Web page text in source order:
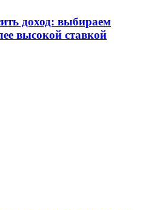
доход: выбираем
высокой ставкой